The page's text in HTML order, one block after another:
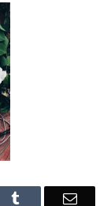
Email